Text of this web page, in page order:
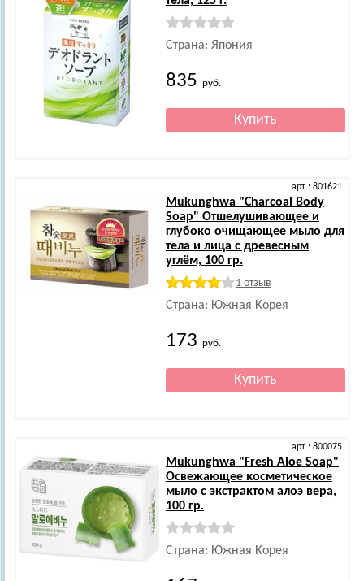
Страна: Япония
835 руб.
арт.: 801621
Mukunghwa "Charcoal Body
Soap" Отшелушивающее и
глубоко очищающее мыло для
тела и лица c древесным
углём, 100 гр.
1 отзыв
Страна: Южная Корея
173 руб.
арт.: 800075
Mukunghwa "Fresh Aloe Soap"
Освежающее косметическое
мыло с экстрактом алоэ вера,
100 гр.
Страна: Южная Корея